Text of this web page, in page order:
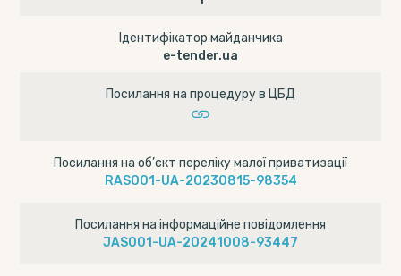
Ідентифікатор майданчика
e-tender.ua
Посилання на процедуру в ЦБД
Посилання на об’єкт переліку малої приватизації
RAS001-UA-20230815-98354
Посилання на інформаційне повідомлення
JAS001-UA-20241008-93447